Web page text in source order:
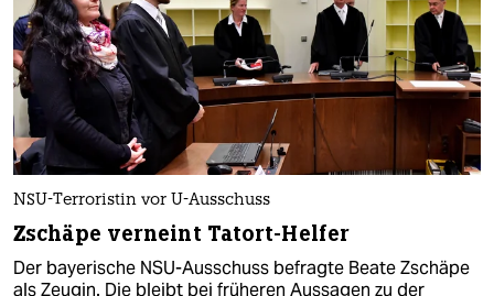
NSU-Terroristin vor U-Ausschuss
Zschäpe verneint Tatort-Helfer
Der bayerische NSU-Ausschuss befragte Beate Zschäpe
als Zeugin. Die bleibt bei früheren Aussagen zu der